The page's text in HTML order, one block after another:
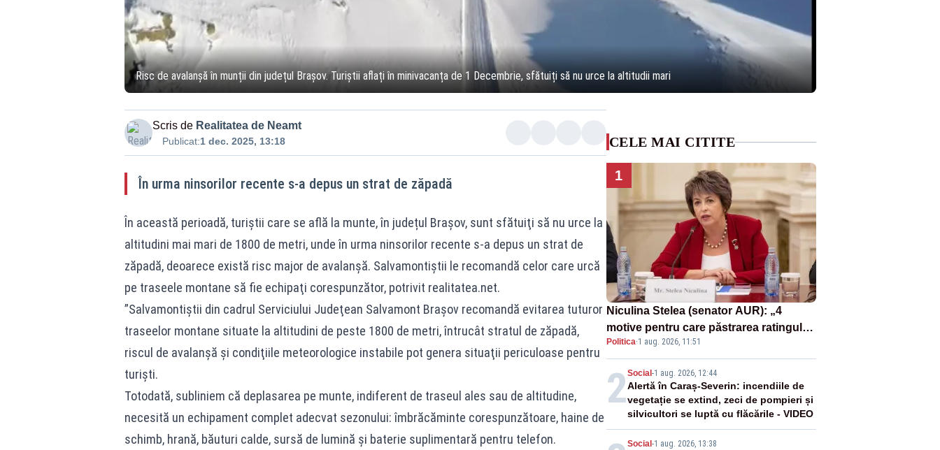
Risc de avalanșă în munții din județul Brașov. Turiștii aflați în minivacanța de 1 Decembrie, sfătuiți să nu urce la altitudii mari
Scris de Realitatea de Neamt
Publicat:1 dec. 2025, 13:18
În urma ninsorilor recente s-a depus un strat de zăpadă
În această perioadă, turiștii care se află la munte, în județul Brașov, sunt sfătuiţi să nu urce la
altitudini mai mari de 1800 de metri, unde în urma ninsorilor recente s-a depus un strat de
zăpadă, deoarece există risc major de avalanşă. Salvamontiștii le recomandă celor care urcă
pe traseele montane să fie echipaţi corespunzător, potrivit realitatea.net.
”Salvamontiştii din cadrul Serviciului Judeţean Salvamont Braşov recomandă evitarea tuturor
traseelor montane situate la altitudini de peste 1800 de metri, întrucât stratul de zăpadă,
riscul de avalanşă şi condiţiile meteorologice instabile pot genera situaţii periculoase pentru
turişti.
Totodată, subliniem că deplasarea pe munte, indiferent de traseul ales sau de altitudine,
necesită un echipament complet adecvat sezonului: îmbrăcăminte corespunzătoare, haine de
schimb, hrană, băuturi calde, sursă de lumină şi baterie suplimentară pentru telefon.
CELE MAI CITITE
1
Niculina Stelea (senator AUR): „4
motive pentru care păstrarea ratingului
de țară nu este o reușită pentru
Guvernul Bolojan”
Politica·1 aug. 2026, 11:51
2Social -1 aug. 2026, 12:44
Alertă în Caraș-Severin: incendiile de
vegetație se extind, zeci de pompieri și
silvicultori se luptă cu flăcările - VIDEO
Social -1 aug. 2026, 13:38